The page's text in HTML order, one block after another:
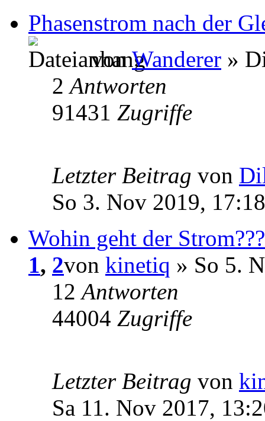
Phasenstrom nach der
vonWanderer »
2Antworten
91431 Zugriffe
Letzter Beitrag von
So 3. Nov 2019, 17:18
Wohin geht der
1, 2von kinetiq » So 5.
12Antworten
44004 Zugriffe
Letzter Beitrag von
Sa 11. Nov 2017,